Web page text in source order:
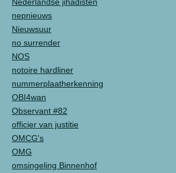
nepnieuws
Nieuwsuur
no surrender
NOS
notoire hardliner
nummerplaatherkenning
OBI4wan
Observant #82
officier van justitie
OMCG's
OMG
omsingeling Binnenhof